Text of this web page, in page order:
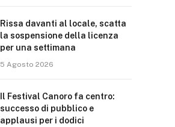
Rissa davanti al locale, scatta
la sospensione della licenza
per una settimana
5 Agosto 2026
Il Festival Canoro fa centro:
successo di pubblico e
applausi per i dodici